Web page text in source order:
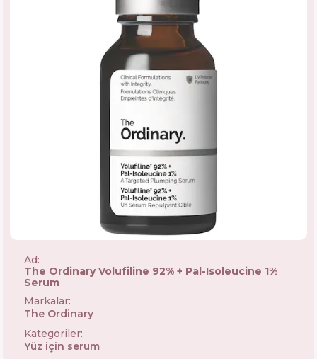
Ad:
The Ordinary Volufiline 92% + Pal-Isoleucine 1%
Serum
Markalar:
The Ordinary
Kategoriler:
Yüz için serum